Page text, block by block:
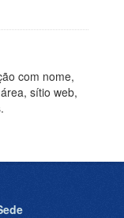
com nome,
sítio web,